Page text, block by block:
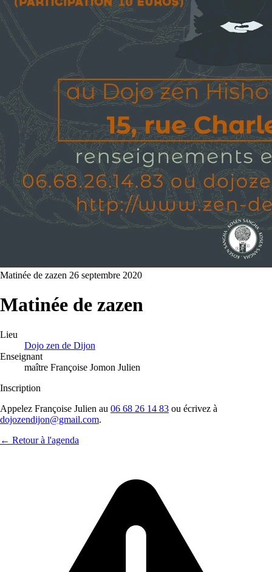
Matinée de zazen 26 septembre 2020
Matinée de zazen
Lieu
Dojo zen de Dijon
Enseignant
maître Françoise Jomon Julien
Inscription
Appelez Françoise Julien au 06 68 26 14 83 ou écrivez à
dojozendijon@gmail.com.
← Retour à l'agenda